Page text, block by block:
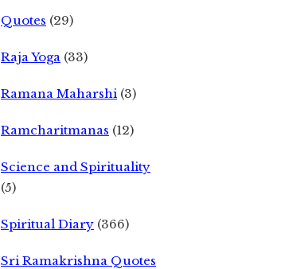
Quotes (29)
Raja Yoga (33)
Ramana Maharshi (3)
Ramcharitmanas (12)
Science and Spirituality
(5)
Spiritual Diary (366)
Sri Ramakrishna Quotes